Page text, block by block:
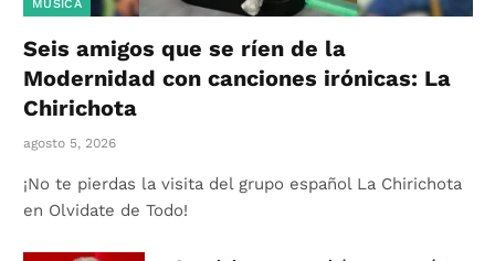
MÚSICA
Seis amigos que se ríen de la
Modernidad con canciones irónicas: La
Chirichota
agosto 5, 2026
¡No te pierdas la visita del grupo español La Chirichota
en Olvidate de Todo!